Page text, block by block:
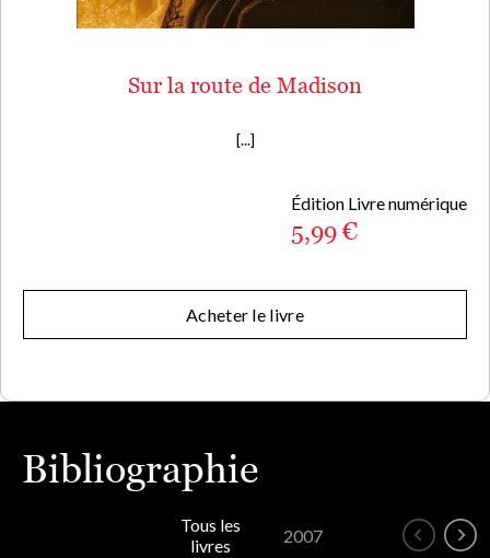
Sur la route de Madison
[...]
Édition Livre numérique
5,99 €
Acheter le livre
Bibliographie
Tous les
livres
2007